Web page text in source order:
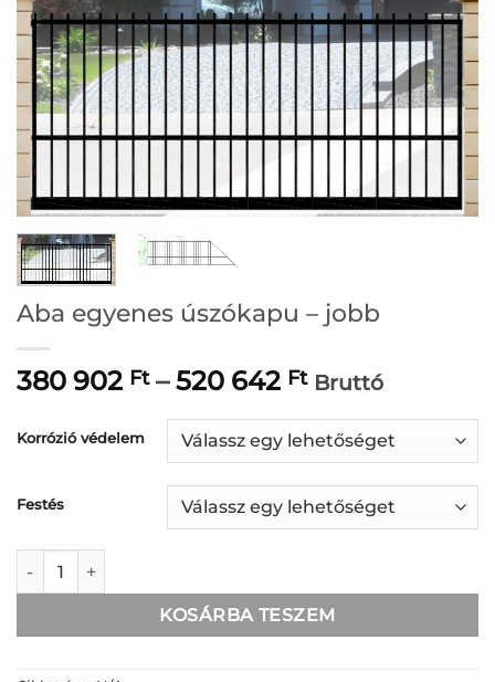
Aba egyenes úszókapu – jobb
380 902 Ft – 520 642 FtÁrtartomány:
902 Ft
-
520
642 Ft
Bruttó
Korrózió védelem
Festés
Aba egyenes úszókapu - jobb mennyiség
KOSÁRBA TESZEM